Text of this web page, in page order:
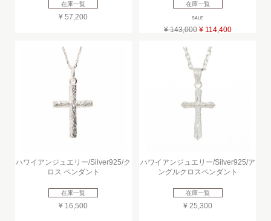
在庫一覧
¥ 57,200
在庫一覧
SALE
¥ 143,000 ¥ 114,400
ハワイアンジュエリー/Silver925/ク
ロス ペンダント
在庫一覧
¥ 16,500
ハワイアンジュエリー/Silver925/ア
ングルクロスペンダント
在庫一覧
¥ 25,300